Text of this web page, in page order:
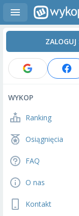
ZALOGUJ
WYKOP
Ranking
Osiągnięcia
FAQ
O nas
Kontakt